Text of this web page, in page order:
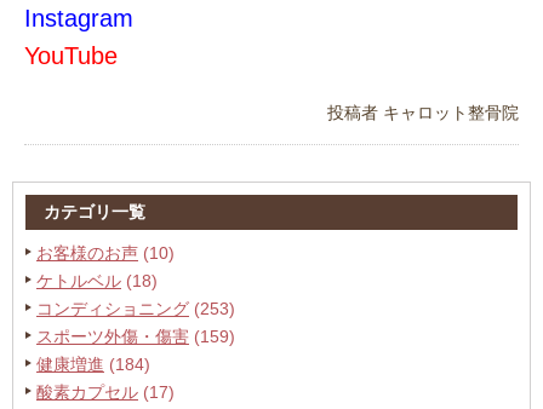
Instagram
YouTube
投稿者 キャロット整骨院
カテゴリ一覧
お客様のお声 (10)
ケトルベル (18)
コンディショニング (253)
スポーツ外傷・傷害 (159)
健康増進 (184)
酸素カプセル (17)